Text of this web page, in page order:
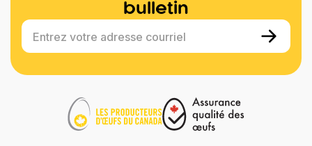
bulletin
Entrez votre adresse courriel